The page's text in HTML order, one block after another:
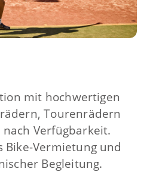
mit hochwertigen
Tourenrädern
Verfügbarkeit.
Bike-Vermietung und
Begleitung.